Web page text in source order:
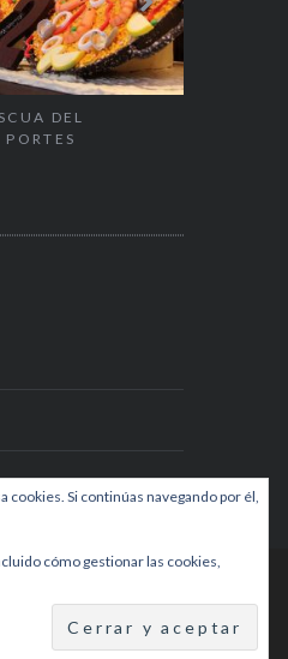
DEL
cookies. Si continúas navegando por él,
cómo gestionar las cookies,